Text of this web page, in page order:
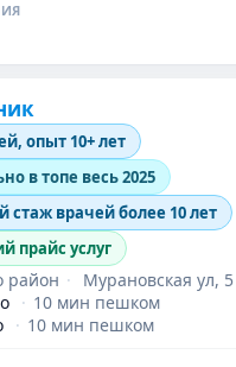
опыт 10+ лет
в топе весь 2025
стаж врачей более 10 лет
прайс услуг
район ·
Мурановская ул, 5
· 10 мин пешком
· 10 мин пешком